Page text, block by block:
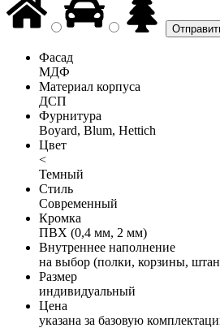
Фасад
МДФ
Материал корпуса
ДСП
Фурнитура
Boyard, Blum, Hettich
Цвет
<
Темный
Стиль
Современный
Кромка
ПВХ (0,4 мм, 2 мм)
Внутреннее наполнение
на выбор (полки, корзины,
Размер
индивидуальный
Цена
указана за базовую